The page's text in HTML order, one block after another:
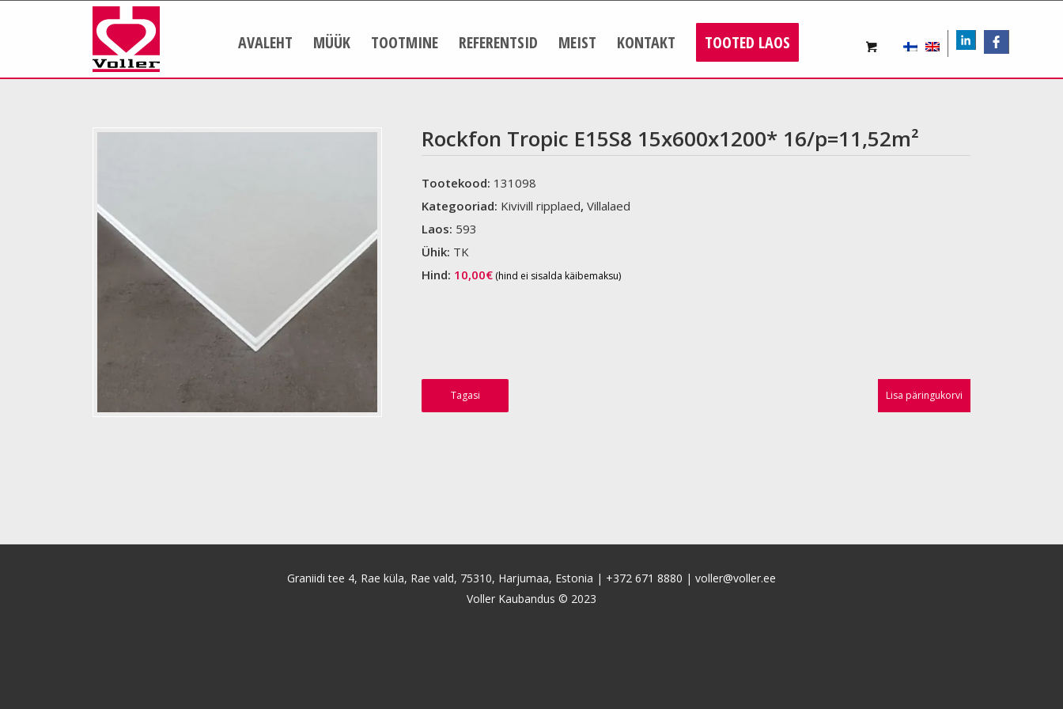
FB
LIn
AVALEHT MÜÜK TOOTMINE REFERENTSID MEIST KONTAKT TOOTED LAOS
Rockfon Tropic E15S8 15x600x1200* 16/p=11,52m²
Tootekood: 131098
Kategooriad: Kivivill ripplaed,Villalaed
Laos: 593
Ühik: TK
Hind: 10,00€ (hind ei sisalda käibemaksu)
Tagasi Lisa päringukorvi
Graniidi tee 4, Rae küla, Rae vald, 75310, Harjumaa, Estonia | +372 671 8880 | voller@voller.ee
Voller Kaubandus © 2023